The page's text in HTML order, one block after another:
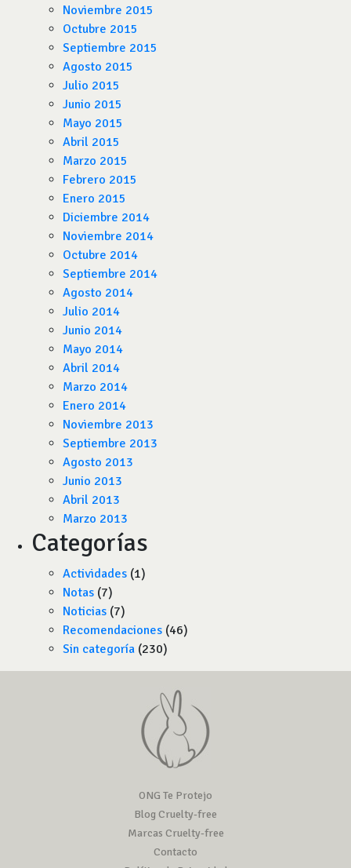
Noviembre 2015
Octubre 2015
Septiembre 2015
Agosto 2015
Julio 2015
Junio 2015
Mayo 2015
Abril 2015
Marzo 2015
Febrero 2015
Enero 2015
Diciembre 2014
Noviembre 2014
Octubre 2014
Septiembre 2014
Agosto 2014
Julio 2014
Junio 2014
Mayo 2014
Abril 2014
Marzo 2014
Enero 2014
Noviembre 2013
Septiembre 2013
Agosto 2013
Junio 2013
Abril 2013
Marzo 2013
Categorías
Actividades (1)
Notas (7)
Noticias (7)
Recomendaciones (46)
Sin categoría (230)
ONG Te Protejo
Blog Cruelty-free
Marcas Cruelty-free
Contacto